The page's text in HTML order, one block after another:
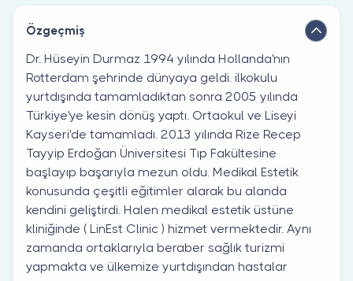
Özgeçmiş
Dr. Hüseyin Durmaz 1994 yılında Hollanda'nın
Rotterdam şehrinde dünyaya geldi. ilkokulu
yurtdışında tamamladıktan sonra 2005 yılında
Türkiye'ye kesin dönüş yaptı. Ortaokul ve Liseyi
Kayseri'de tamamladı. 2013 yılında Rize Recep
Tayyip Erdoğan Üniversitesi Tıp Fakültesine
başlayıp başarıyla mezun oldu. Medikal Estetik
konusunda çeşitli eğitimler alarak bu alanda
kendini geliştirdi. Halen medikal estetik üstüne
kliniğinde ( LinEst Clinic ) hizmet vermektedir. Aynı
zamanda ortaklarıyla beraber sağlık turizmi
yapmakta ve ülkemize yurtdışından hastalar